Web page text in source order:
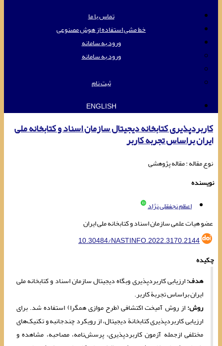
تماس با ما
خط مشی استفاده از هوش مصنوعی
ورود به سامانه
ورود به سامانه
ثبت نام
ENGLISH
کاربردپذیری کتابخانه دیجیتال سازمان اسناد و کتابخانه ‌‌‌ملی
ایران براساس تجربه کاربر
نوع مقاله : مقاله پژوهشی
نویسنده
اعظم نجفقلی نژاد
عضو هیات علمی سازمان اسناد و کتابخانه ملی ایران
10.30484/NASTINFO.2022.3170.2144
چکیده
هدف:ارزیابی کاربردپذیری وبگاه دیجیتال سازمان اسناد و کتابخانه ‌‌‌ملی
ایران براساس تجربة کاربر.
روش:از روش آمیخت اکتشافی (طرح موازی همگرا) استفاده شد. برای
ارزیابی کاربردپذیری کتابخانة دیجیتال، از رویکرد چندجانبه و تکنیک‌های
مختلفی ازجمله آزمون کاربردپذیری، پرسش‌نامه، مصاحبه، مشاهده و